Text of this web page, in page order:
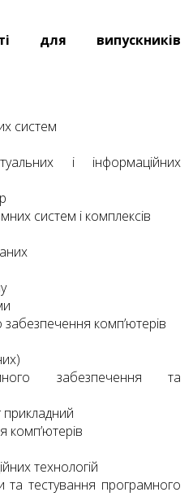
для випускників
систем
і інформаційних
систем і комплексів
забезпечення комп’ютерів
забезпечення та
прикладний
комп’ютерів
технологій
та тестування програмного